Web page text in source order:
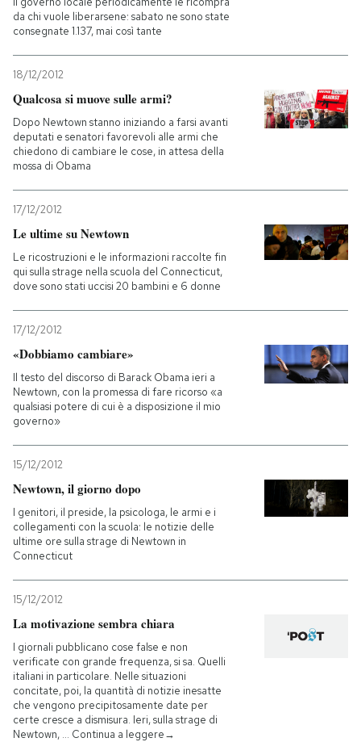
da chi vuole liberarsene: sabato ne sono state
consegnate 1.137, mai così tante
18/12/2012
Qualcosa si muove sulle armi?
Dopo Newtown stanno iniziando a farsi avanti
deputati e senatori favorevoli alle armi che
chiedono di cambiare le cose, in attesa della
mossa di Obama
17/12/2012
Le ultime su Newtown
Le ricostruzioni e le informazioni raccolte fin
qui sulla strage nella scuola del Connecticut,
dove sono stati uccisi 20 bambini e 6 donne
17/12/2012
«Dobbiamo cambiare»
Il testo del discorso di Barack Obama ieri a
Newtown, con la promessa di fare ricorso «a
qualsiasi potere di cui è a disposizione il mio
governo»
15/12/2012
Newtown, il giorno dopo
I genitori, il preside, la psicologa, le armi e i
collegamenti con la scuola: le notizie delle
ultime ore sulla strage di Newtown in
Connecticut
15/12/2012
La motivazione sembra chiara
I giornali pubblicano cose false e non
verificate con grande frequenza, si sa. Quelli
italiani in particolare. Nelle situazioni
concitate, poi, la quantità di notizie inesatte
che vengono precipitosamente date per
certe cresce a dismisura. Ieri, sulla strage di
Newtown, … Continua a leggere→